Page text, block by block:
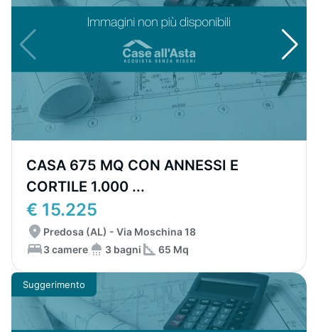
CASA 675 MQ CON ANNESSI E
CORTILE 1.000 ...
€ 15.225
Predosa (AL) - Via Moschina 18
3 camere
3 bagni 65 Mq
Suggerimento